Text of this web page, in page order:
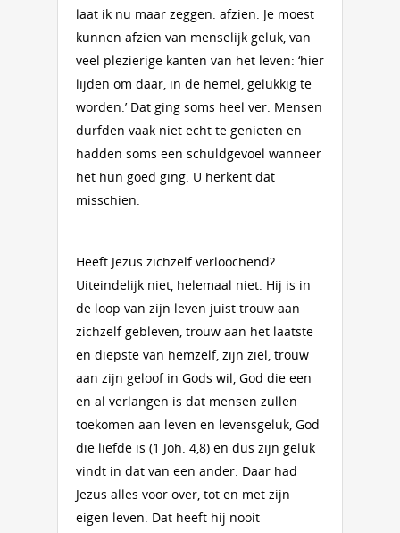
laat ik nu maar zeggen: afzien. Je moest
kunnen afzien van menselijk geluk, van
veel plezierige kanten van het leven: ‘hier
lijden om daar, in de hemel, gelukkig te
worden.’ Dat ging soms heel ver. Mensen
durfden vaak niet echt te genieten en
hadden soms een schuldgevoel wanneer
het hun goed ging. U herkent dat
misschien.
Heeft Jezus zichzelf verloochend?
Uiteindelijk niet, helemaal niet. Hij is in
de loop van zijn leven juist trouw aan
zichzelf gebleven, trouw aan het laatste
en diepste van hemzelf, zijn ziel, trouw
aan zijn geloof in Gods wil, God die een
en al verlangen is dat mensen zullen
toekomen aan leven en levensgeluk, God
die liefde is (1 Joh. 4,8) en dus zijn geluk
vindt in dat van een ander. Daar had
Jezus alles voor over, tot en met zijn
eigen leven. Dat heeft hij nooit